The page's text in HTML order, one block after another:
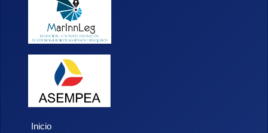
Inicio